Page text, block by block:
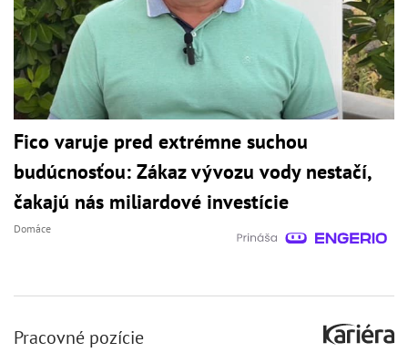
Fico varuje pred extrémne suchou
budúcnosťou: Zákaz vývozu vody nestačí,
čakajú nás miliardové investície
Domáce
Pracovné pozície